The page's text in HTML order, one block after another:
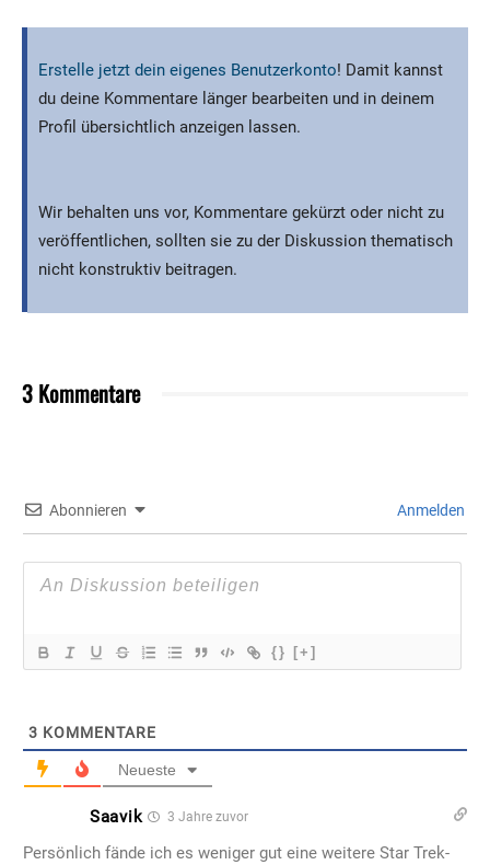
Erstelle jetzt dein eigenes Benutzerkonto! Damit kannst
du deine Kommentare länger bearbeiten und in deinem
Profil übersichtlich anzeigen lassen.
Wir behalten uns vor, Kommentare gekürzt oder nicht zu
veröffentlichen, sollten sie zu der Diskussion thematisch
nicht konstruktiv beitragen.
3 Kommentare
Abonnieren Anmelden
{} [+]
3 KOMMENTARE
Neueste
Saavik 3 Jahre zuvor
Persönlich fände ich es weniger gut eine weitere Star Trek-